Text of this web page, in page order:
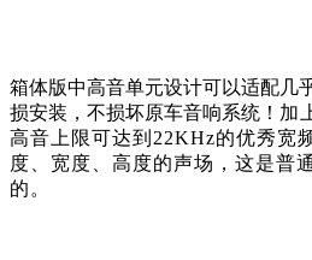
箱体版中高音单元设计可以适配几
损安装，不损坏原车音响系统！ 加
高音上限可达到22KHz的优秀宽
度、宽度、高度的声场，这是普
的。